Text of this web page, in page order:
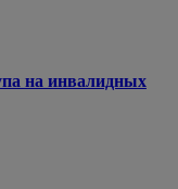
на инвалидных